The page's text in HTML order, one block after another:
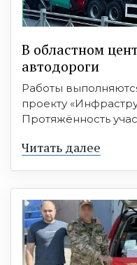
В областном
автодороги
Работы
проекту
Протяжённость
Читать далее